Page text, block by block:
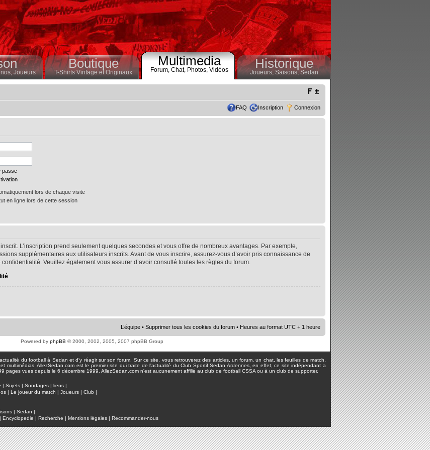
Joueurs
Boutique
T-Shirts Vintage et Originaux
Multimedia
Forum, Chat, Photos, Vidéos Historique
Joueurs, Saisons,Sedan
FAQ Inscription Connexion
passe
lors de chaque visite
en ligne lors de cette session
L’inscription prend seulement quelques secondes et vous offre de nombreux avantages. Par exemple,
supplémentaires aux utilisateurs inscrits. Avant de vous inscrire, assurez-vous d’avoir pris connaissance de
Veuillez également vous assurer d’avoir consulté toutes les règles du forum.
L’équipe • Supprimer tous les cookies du forum • Heures au format UTC + 1 heure
Powered by phpBB © 2000, 2002, 2005, 2007 phpBB Group
du football à Sedan et d'y réagir sur son forum. Sur ce site, vous retrouverez des articles, un forum, un chat, les feuilles de match,
multimédias. AllezSedan.com est le premier site qui traite de l'actualité du Club Sportif Sedan Ardennes, en effet, ce site indépendant a
pages vues depuis le 6 décembre 1999. AllezSedan.com n'est aucunement affilié au club de football CSSA ou à un club de supporter.
| Sujets | Sondages | liens |
| Le joueur du match | Joueurs | Club |
| Sedan |
| Encyclopedie | Recherche | Mentions légales | Recommander-nous